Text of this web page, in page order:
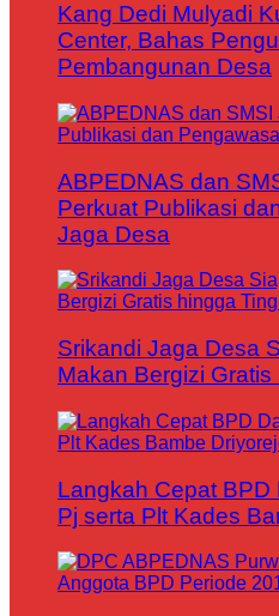
Kang Dedi Mulyadi
Center, Bahas
Pembangunan Desa
ABPEDNAS dan
Perkuat Publikasi
Jaga Desa
Srikandi Jaga Desa
Makan Bergizi
Langkah Cepat
Pj serta Plt Kades